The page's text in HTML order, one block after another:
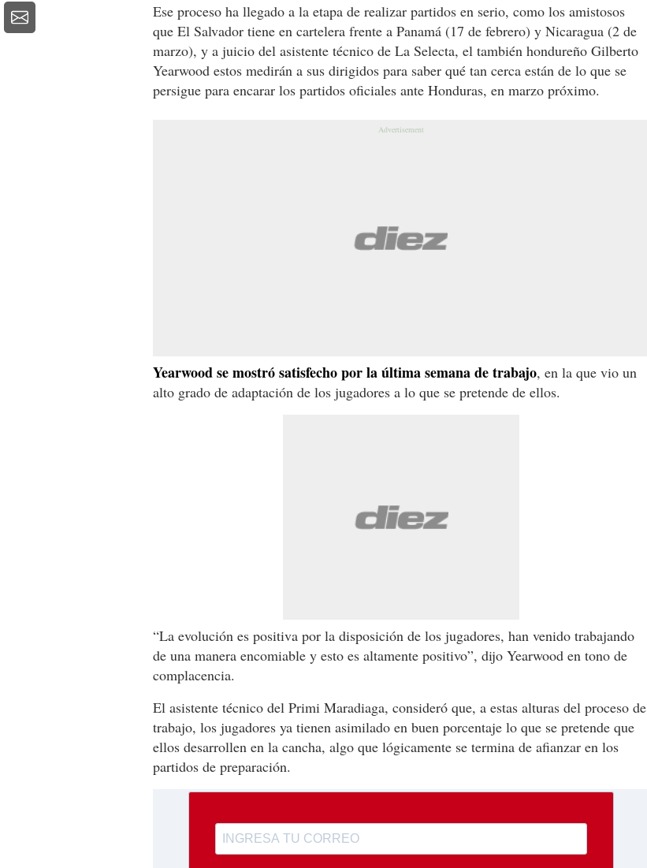
Ese proceso ha llegado a la etapa de realizar partidos en serio, como los amistosos
que El Salvador tiene en cartelera frente a Panamá (17 de febrero) y Nicaragua (2 de
marzo), y a juicio del asistente técnico de La Selecta, el también hondureño Gilberto
Yearwood estos medirán a sus dirigidos para saber qué tan cerca están de lo que se
persigue para encarar los partidos oficiales ante Honduras, en marzo próximo.
Yearwood se mostró satisfecho por la última semana de trabajo, en la que vio un
alto grado de adaptación de los jugadores a lo que se pretende de ellos.
“La evolución es positiva por la disposición de los jugadores, han venido trabajando
de una manera encomiable y esto es altamente positivo”, dijo Yearwood en tono de
complacencia.
El asistente técnico del Primi Maradiaga, consideró que, a estas alturas del proceso de
trabajo, los jugadores ya tienen asimilado en buen porcentaje lo que se pretende que
ellos desarrollen en la cancha, algo que lógicamente se termina de afianzar en los
partidos de preparación.